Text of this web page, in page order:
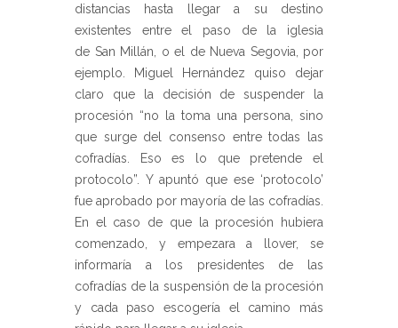
distancias hasta llegar a su destino
existentes entre el paso de la iglesia
de San Millán, o el de Nueva Segovia, por
ejemplo. Miguel Hernández quiso dejar
claro que la decisión de suspender la
procesión “no la toma una persona, sino
que surge del consenso entre todas las
cofradías. Eso es lo que pretende el
protocolo”. Y apuntó que ese ‘protocolo’
fue aprobado por mayoría de las cofradías.
En el caso de que la procesión hubiera
comenzado, y empezara a llover, se
informaría a los presidentes de las
cofradías de la suspensión de la procesión
y cada paso escogería el camino más